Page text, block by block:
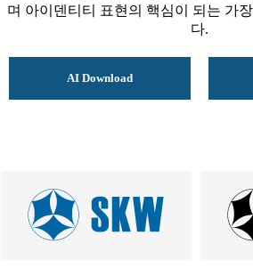
며 아이덴티티 표현의 핵심이 되는 가
다.
AI Download